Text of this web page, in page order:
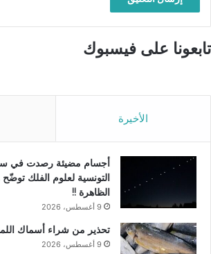
تابعونا على فيسبوك
الأخيرة
أجسام مضيئة رصدت في
التونسية لعلوم الفلك
الظاهرة !!
9 أغسطس، 2026
تحذير من شراء أسماك
9 أغسطس، 2026